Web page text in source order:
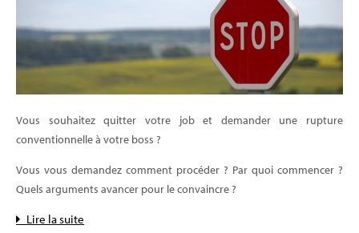
Vous souhaitez quitter votre job et demander une rupture
conventionnelle à votre boss ?
Vous vous demandez comment procéder ? Par quoi commencer ?
Quels arguments avancer pour le convaincre ?
Lire la suite